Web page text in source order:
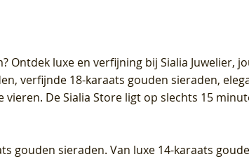
Diamonds Ring LG1028Y -
(14k) met Lab grown
Blush Lab
- Geelgoud
Diamant
Diamonds Oorknoppen
Geelgoud (14k) met Lab
Blush Lab
Geelgoud (14k)
Diamant
Diamonds Oorknoppen
Geelgoud (14k) met Lab
Blush Lab
LG7033Y –
grown Diamant
? Ontdek luxe en verfijning bij Sialia Juwelier,
verfijnde 18-karaats gouden sieraden,
vieren. De Sialia Store ligt op slechts 15
gouden sieraden. Van luxe 14-karaats